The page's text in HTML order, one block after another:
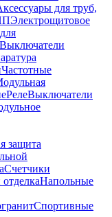
для труб,
Электрощитовое
Выключатели
Частотные
РелеВыключатели
защита
Счетчики
Напольные
Спортивные